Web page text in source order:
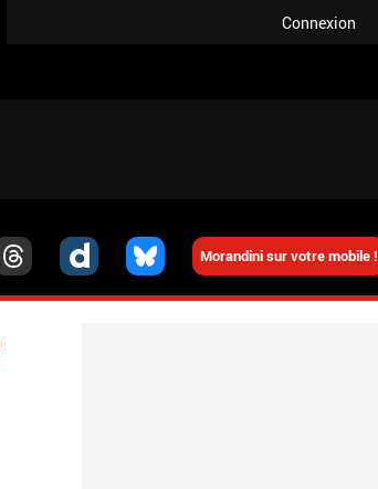
Connexion
Morandini sur votre mobile !